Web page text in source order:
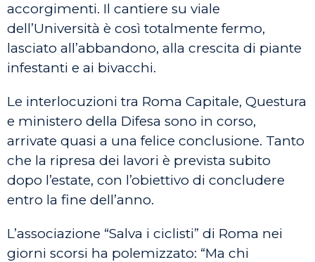
accorgimenti. Il cantiere su viale
dell’Università è così totalmente fermo,
lasciato all’abbandono, alla crescita di piante
infestanti e ai bivacchi.
Le interlocuzioni tra Roma Capitale, Questura
e ministero della Difesa sono in corso,
arrivate quasi a una felice conclusione. Tanto
che la ripresa dei lavori è prevista subito
dopo l’estate, con l’obiettivo di concludere
entro la fine dell’anno.
L’associazione “Salva i ciclisti” di Roma nei
giorni scorsi ha polemizzato: “Ma chi